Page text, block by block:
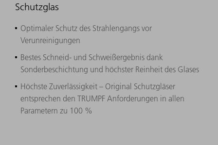
Schutzglas
Optimaler Schutz des Strahlengangs vor
Verunreinigungen
Bestes Schneid- und Schweißergebnis dank
Sonderbeschichtung und höchster Reinheit des Glases
Höchste Zuverlässigkeit – Original Schutzgläser
entsprechen den TRUMPF Anforderungen in allen
Parametern zu 100 %